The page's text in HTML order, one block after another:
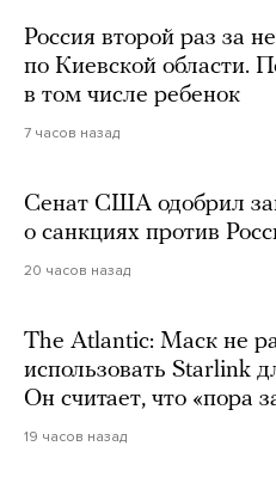
Россия второй раз за
по Киевской области.
в том числе ребенок
7 часов назад
Сенат США одобрил
о санкциях против
20 часов назад
The Atlantic: Маск не
использовать Starlink
Он считает, что «пора
19 часов назад